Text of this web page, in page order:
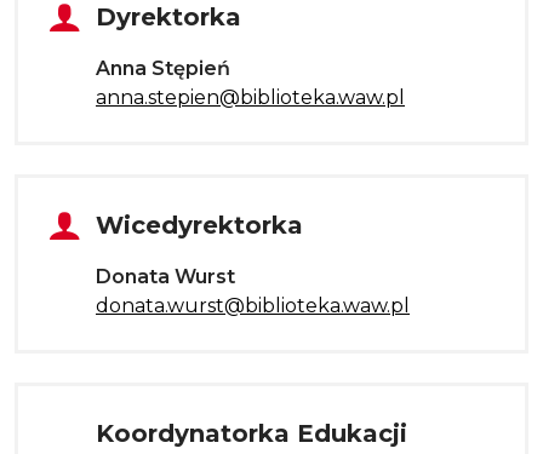
Tytuł sekcji
Dyrektorka
Anna Stępień
anna.stepien@biblioteka.waw.pl
Tytuł sekcji
Wicedyrektorka
Donata Wurst
donata.wurst@biblioteka.waw.pl
Tytuł sekcji
Koordynatorka Edukacji